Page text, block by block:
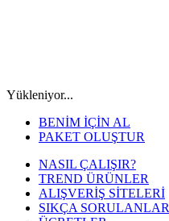
Yükleniyor...
BENİM İÇİN AL
PAKET OLUŞTUR
NASIL ÇALIŞIR?
TREND ÜRÜNLER
ALIŞVERİŞ SİTELERİ
SIKÇA SORULANLAR